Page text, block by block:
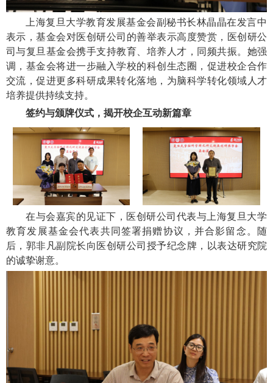
上海复旦大学教育发展基金会副秘书长林晶晶在发言中
表示，基金会对医创研公司的善举表示高度赞赏，医创研公
司与复旦基金会携手支持教育、培养人才，同频共振。她强
调，基金会将进一步融入学校的科创生态圈，促进校企合作
交流，促进更多科研成果转化落地，为脑科学转化领域人才
培养提供持续支持。
签约与颁牌仪式，揭开校企互动新篇章
在与会嘉宾的见证下，医创研公司代表与上海复旦大学
教育发展基金会代表共同签署捐赠协议，并合影留念。随
后，郭非凡副院长向医创研公司授予纪念牌，以表达研究院
的诚挚谢意。